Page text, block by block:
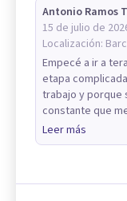
Antonio Ramos
15 de julio de
Localización:
Empecé a ir a
etapa
trabajo y porque
constante que
Leer más